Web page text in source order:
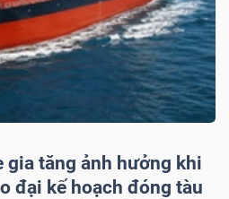
gia tăng ảnh hưởng khi
đại kế hoạch đóng tàu